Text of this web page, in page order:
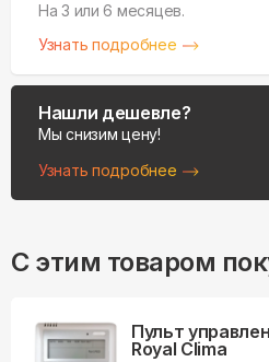
На 3 или 6 месяцев.
Узнать подробнее
Нашли дешевле?
Мы снизим цену!
Узнать подробнее
С этим товаром
Пульт
Royal Clima